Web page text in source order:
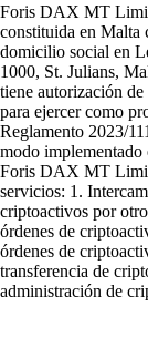
Foris DAX MT
constituida en Malta
domicilio social en
1000, St. Julians,
tiene autorización
para ejercer como
Reglamento 2023/
modo
Foris DAX MT
servicios: 1.
criptoactivos por
órdenes de
órdenes de
transferencia de
administración de